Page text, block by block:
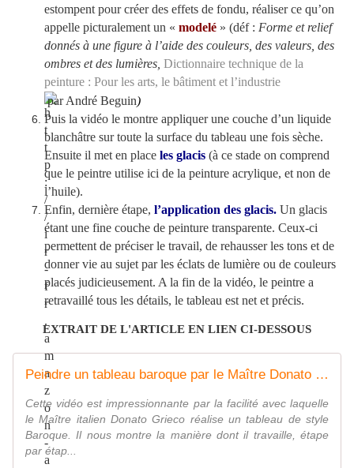
estompent pour créer des effets de fondu, réaliser ce qu’on
appelle picturalement un « modelé » (déf : Forme et relief
donnés à une figure à l’aide des couleurs, des valeurs, des
ombres et des lumières, Dictionnaire technique de la
peinture : Pour les arts, le bâtiment et l’industrie
par André Beguin)
Puis la vidéo le montre appliquer une couche d’un liquide
blanchâtre sur toute la surface du tableau une fois sèche.
Ensuite il met en place les glacis (à ce stade on comprend
que le peintre utilise ici de la peinture acrylique, et non de
l’huile).
Enfin, dernière étape, l’application des glacis. Un glacis
étant une fine couche de peinture transparente. Ceux-ci
permettent de préciser le travail, de rehausser les tons et de
donner vie au sujet par les éclats de lumière ou de couleurs
placés judicieusement. A la fin de la vidéo, le peintre a
retravaillé tous les détails, le tableau est net et précis.
EXTRAIT DE L'ARTICLE EN LIEN CI-DESSOUS
Peindre un tableau baroque par le Maître Donato Grieco - Technique de peinture
Cette vidéo est impressionnante par la facilité avec laquelle
le Maître italien Donato Grieco réalise un tableau de style
Baroque. Il nous montre la manière dont il travaille, étape
par étap...